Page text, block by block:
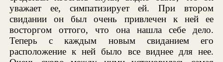
уважает ее, симпатизирует ей. При втором
свидании он был очень привлечен к ней ее
восторгом оттого, что она нашла себе дело.
Теперь с каждым новым свиданием его
расположение к ней было все виднее для нее.